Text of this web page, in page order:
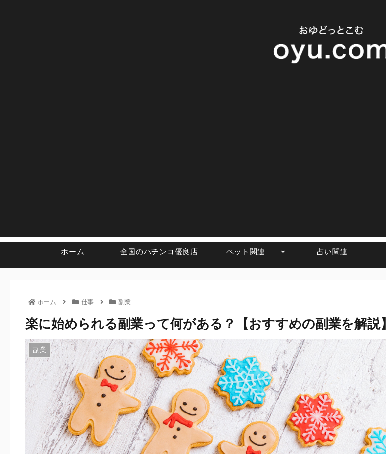
ホーム 全国のパチンコ優良店 ペット関連 占い関連
ホーム 仕事 副業
楽に始められる副業って何がある？【おすすめの副業を解説】
副業